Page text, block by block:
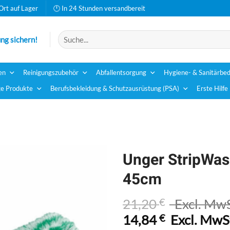
auf Lager 🕛 In 24 Stunden versandbereit
sichern!
Suchen
nach:
Reinigungszubehör Abfallentsorgung Hygiene- &
Produkte Berufsbekleidung & Schutzausrüstung (PSA) Erste Hilfe
Unger
45cm
21,20€
Excl.
14,84€ Excl.